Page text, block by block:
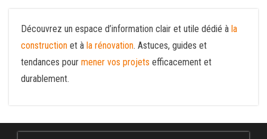
Découvrez un espace d’information clair et utile dédié à la
construction et à la rénovation. Astuces, guides et
tendances pour mener vos projets efficacement et
durablement.